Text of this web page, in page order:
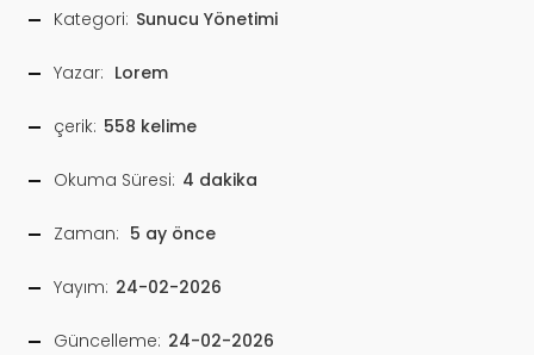
Kategori: Sunucu Yönetimi
Yazar: Lorem
çerik: 558 kelime
Okuma Süresi: 4 dakika
Zaman: 5 ay önce
Yayım: 24-02-2026
Güncelleme: 24-02-2026